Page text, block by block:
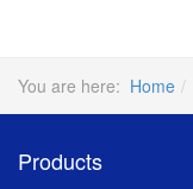
You are here: Home
Products